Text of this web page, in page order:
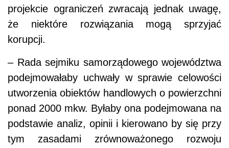
projekcie ograniczeń zwracają jednak uwagę,
że niektóre rozwiązania mogą sprzyjać
korupcji.
– Rada sejmiku samorządowego województwa
podejmowałaby uchwały w sprawie celowości
utworzenia obiektów handlowych o powierzchni
ponad 2000 mkw. Byłaby ona podejmowana na
podstawie analiz, opinii i kierowano by się przy
tym zasadami zrównoważonego rozwoju